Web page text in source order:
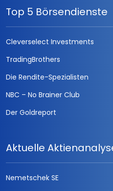
Top 5 Börsendienste
Cleverselect Investments
TradingBrothers
Die Rendite-Spezialisten
NBC – No Brainer Club
Der Goldreport
Aktuelle
Nemetschek SE